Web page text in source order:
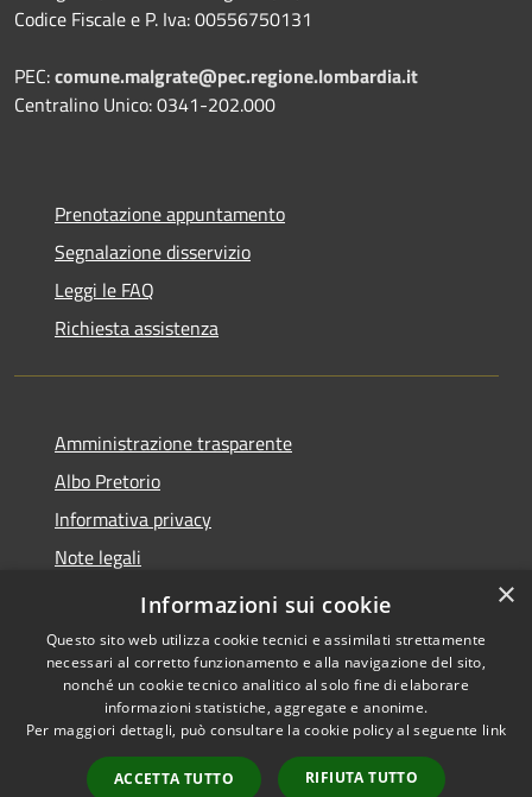
Codice Fiscale e P. Iva: 00556750131
PEC:comune.malgrate@pec.regione.lombardia.it
Centralino Unico: 0341-202.000
Prenotazione appuntamento
Segnalazione disservizio
Leggi le FAQ
Richiesta assistenza
Amministrazione trasparente
Albo Pretorio
Informativa privacy
Note legali
Dichiarazione di accessibilità
Accessibilità
Copyright © 2026 • Comune di
Malgrate • Powered by
Municipium•
Accesso
×
Informazioni sui cookie
Questo sito web utilizza cookie tecnici e assimilati strettamente
necessari al corretto funzionamento e alla navigazione del sito,
nonché un cookie tecnico analitico al solo fine di elaborare
informazioni statistiche, aggregate e anonime.
Per maggiori dettagli, può consultare la cookie policy al seguente link
ACCETTA TUTTO RIFIUTA TUTTO